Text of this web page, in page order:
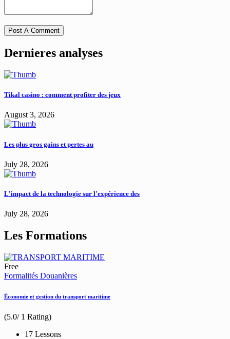
Dernieres analyses
Tikal casino : comment profiter des jeux
August 3, 2026
Les plus gros gains et pertes au
July 28, 2026
L'impact de la technologie sur l'expérience des
July 28, 2026
Les Formations
Free
Formalités Douanières
Économie et gestion du transport maritime
(5.0/ 1 Rating)
17 Lessons